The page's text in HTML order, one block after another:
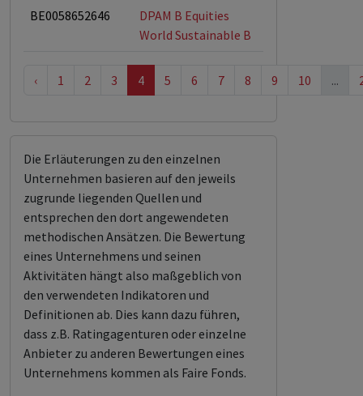
BE0058652646
DPAM B Equities
World Sustainable B
‹ 1 2 3 4 5 6 7 8 9 10 ...
Die Erläuterungen zu den einzelnen
Unternehmen basieren auf den jeweils
zugrunde liegenden Quellen und
entsprechen den dort angewendeten
methodischen Ansätzen. Die Bewertung
eines Unternehmens und seinen
Aktivitäten hängt also maßgeblich von
den verwendeten Indikatoren und
Definitionen ab. Dies kann dazu führen,
dass z.B. Ratingagenturen oder einzelne
Anbieter zu anderen Bewertungen eines
Unternehmens kommen als Faire Fonds.